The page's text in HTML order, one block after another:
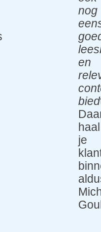
nog
en
bied
haal
je